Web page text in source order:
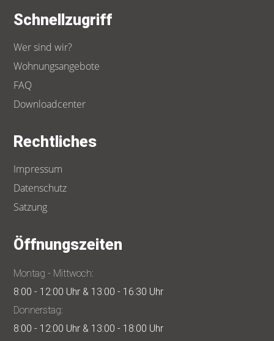
Schnellzugriff
Wer sind wir?
Wohnungsangebote
FAQ
Downloadcenter
Rechtliches
Impressum
Datenschutz
Satzung
Öffnungszeiten
Montag - Mittwoch:
8:00 - 12:00 Uhr & 13:00 - 16:30 Uhr
Donnerstag:
8:00 - 12:00 Uhr & 13:00 - 18:00 Uhr